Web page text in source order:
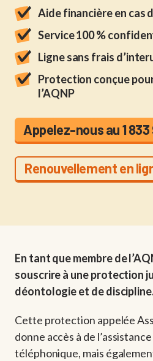
Aide financière en cas
Service 100 %
Ligne sans frais
Protection conçue
l’AQNP
Appelez-nous au 1
Renouvellement en
En tant que membre de
souscrire à une protection
déontologie et de
Cette protection appelée
donne accès à de
téléphonique, mais